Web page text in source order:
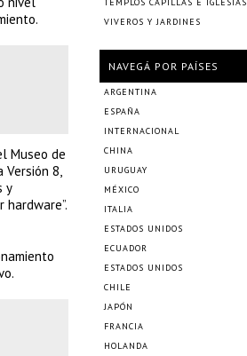
Museo de
Versión 8,
y
VIVEROS Y JARDINES
NAVEGÁ POR PAÍSES
ARGENTINA
ESPAÑA
INTERNACIONAL
CHINA
URUGUAY
MÉXICO
ITALIA
ESTADOS UNIDOS
ECUADOR
ESTADOS UNIDOS
CHILE
JAPÓN
FRANCIA
HOLANDA